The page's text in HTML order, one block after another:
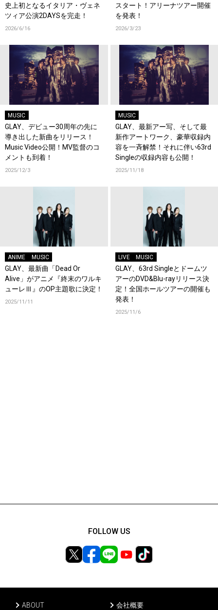
史上初となるイタリア・ヴェネ
ツィア公演2DAYSを完走！
2026/6/16
スタート！アリーナツアー開催
を発表！
2026/3/23
MUSIC
GLAY、デビュー30周年の先に
導き出した新曲をリリース！
Music Video公開！MV監督のコ
メントも到着！
2025/12/3
MUSIC
GLAY、最新アー写、そして最
新作アートワーク、豪華収録内
容を一斉解禁！それに伴い63rd
Singleの収録内容も公開！
2025/11/18
ANIME MUSIC
GLAY、最新曲「Dead Or
Alive」がアニメ『終末のワルキ
ューレⅢ』のOP主題歌に決定！
2025/11/11
LIVE MUSIC
GLAY、63rd Singleとドームツ
アーのDVD&Blu-rayリリース決
定！全国ホールツアーの開催も
発表！
2025/11/6
ABOUT 会社概要
FOLLOW US